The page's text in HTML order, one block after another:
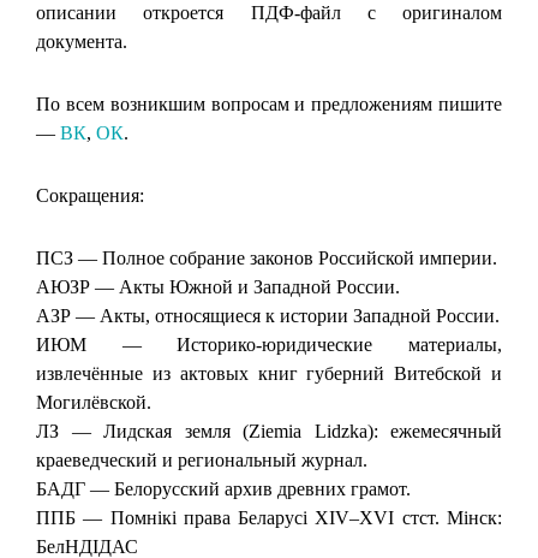
описании откроется ПДФ-файл с оригиналом
документа.
По всем возникшим вопросам и предложениям пишите
— ВК, ОК.
Сокращения:
ПСЗ — Полное собрание законов Российской империи.
АЮЗР — Акты Южной и Западной России.
АЗР — Акты, относящиеся к истории Западной России.
ИЮМ — Историко-юридические материалы,
извлечённые из актовых книг губерний Витебской и
Могилёвской.
ЛЗ — Лидская земля (Ziemia Lidzka): ежемесячный
краеведческий и региональный журнал.
БАДГ — Белорусский архив древних грамот.
ППБ — Помнікі права Беларусі XIV–XVI стст. Мінск:
БелНДІДАС